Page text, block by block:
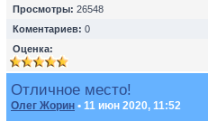
Просмотры: 26548
Коментариев: 0
Оценка:
Отличное место!
Олег Жорин • 11 июн 2020, 11:52